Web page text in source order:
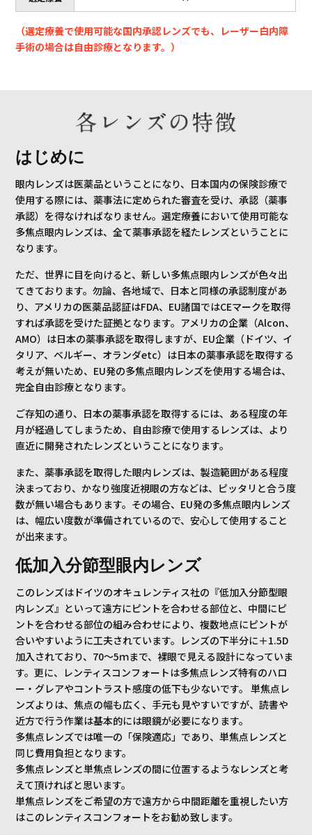
（選定療養で使用可能な国内承認レンズでも、レーザー白内障
手術の場合は自由診療となります。）
はじめに
眼内レンズは医薬品ということになり、日本国内の保険診療で
使用する際には、薬事法に定められた審査を受け、承認（薬事
承認）を得なければなりません。選定療養において使用可能な
多焦点眼内レンズは、全て薬事承認を経たレンズということに
なります。
ただ、世界に目を向けると、新しい多焦点眼内レンズが色々出
てきております。勿論、各地域で、日本と同様の承認制度があ
り、アメリカの医薬品認証はFDA、EU諸国ではCEマークを取得
すれば承認を受けた証拠となります。アメリカの企業（Alcon、
AMO）は日本の薬事承認を取得しますが、EU企業（ドイツ、イ
タリア、ベルギー、オランダetc）は日本の薬事承認を取得する
考えが無いため、EU発の多焦点眼内レンズを使用する場合は、
完全自由診療となります。
ご存知の通り、日本の薬事承認を取得するには、ある程度の年
月が経過してしまうため、自由診療で使用するレンズは、より
直近に開発されたレンズということになります。
また、薬事承認を取得した眼内レンズは、製造範囲がある程度
決まっており、かなり強度近視眼の方などは、ピッタリと合う度
数が無い場合もあります。その場合、EU発の多焦点眼内レンズ
は、幅広い度数が準備されているので、安心して使用すること
が出来ます。
低加入分節型眼内レンズ
このレンズはドイツのオキュレンティス社の『低加入分節型眼
内レンズ』といって遠方にピントを合わせる部位と、中間にピ
ントを合わせる部位の組み合わせにより、複数地点にピントが
合いやすいように工夫されています。レンズの下半分に＋1.5D
加入されており、70～5ｍまで、裸眼で見える設計になっていま
す。更に、レンティスコンフォートは多焦点レンズ特有のハロ
ー・グレアやコントラスト感度の低下も少ないです。 単焦点レ
ンズよりは、焦点の幅も広く、手元も見やすいですが、読書や
近方で行う作業は基本的には眼鏡が必要になります。
多焦点レンズでは唯一の「保険適応」であり、単焦点レンズと
同じ費用負担となります。
多焦点レンズと単焦点レンズの間に位置するようなレンズと考
えて頂ければと思います。
単焦点レンズをご希望の方で遠方から中間距離を重視したい方
はこのレンティスコンフォートをお勧め致します。